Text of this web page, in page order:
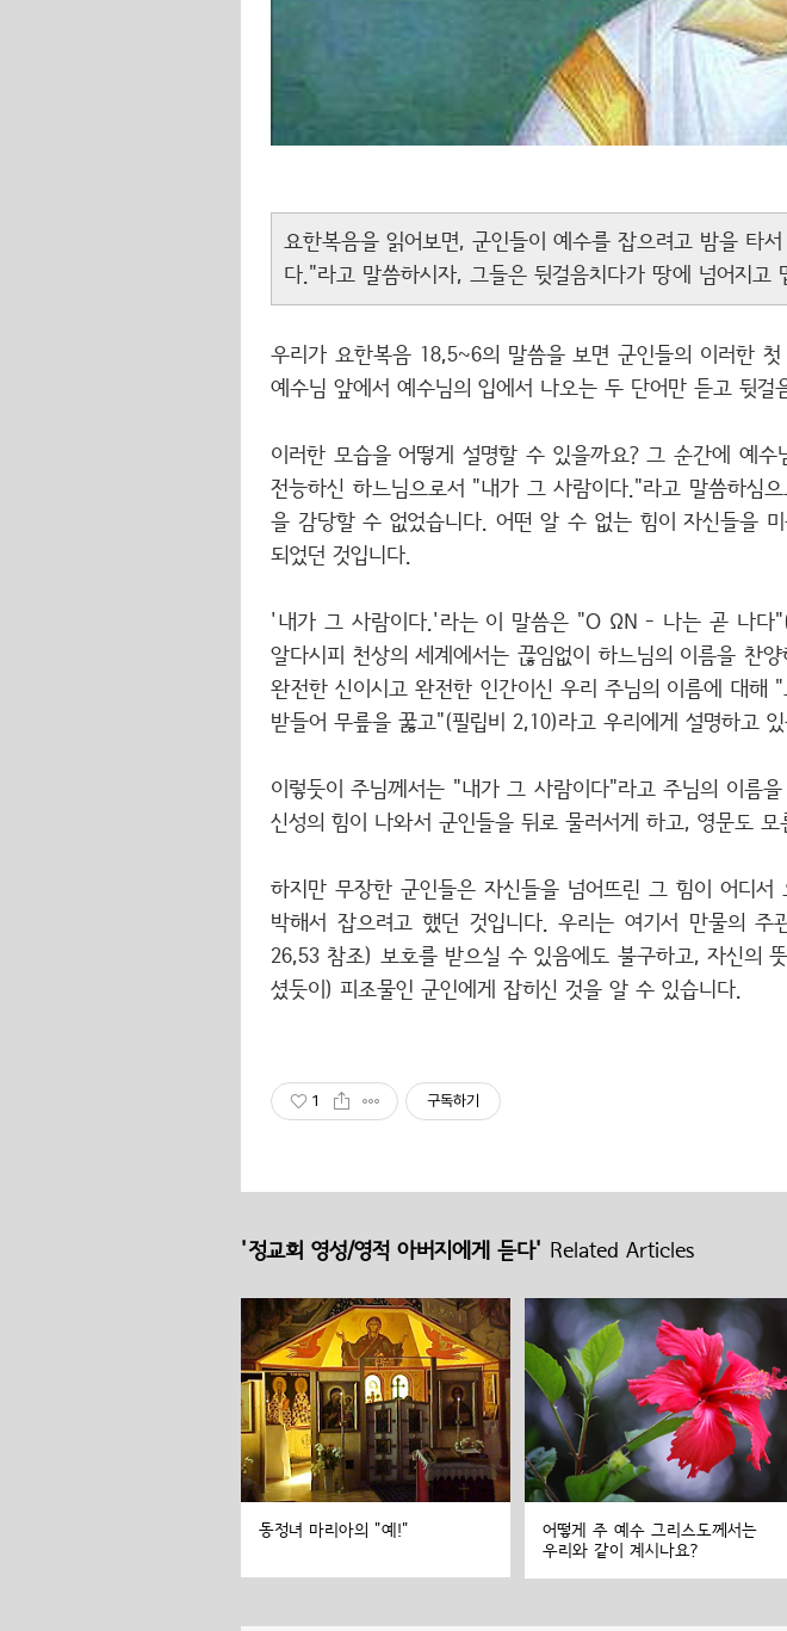
요한복음을 읽어보면, 군인들이 예수를 잡으려고 밤을 타
다."라고 말씀하시자, 그들은 뒷걸음치다가 땅에 넘어지
우리가 요한복음 18,5~6의 말씀을 보면 군인들의 이러한
예수님 앞에서 예수님의 입에서 나오는 두 단어만 듣고 뒷걸
이러한 모습을 어떻게 설명할 수 있을까요? 그 순간에 예수
전능하신 하느님으로서 "내가 그 사람이다."라고 말씀하심
을 감당할 수 없었습니다. 어떤 알 수 없는 힘이 자신들을
되었던 것입니다.
'내가 그 사람이다.'라는 이 말씀은 "Ο ΩΝ - 나는 곧 나다"(
알다시피 천상의 세계에서는 끊임없이 하느님의 이름을 찬
완전한 신이시고 완전한 인간이신 우리 주님의 이름에 대
받들어 무릎을 꿇고"(필립비 2,10)라고 우리에게 설명하고 있
이렇듯이 주님께서는 "내가 그 사람이다"라고 주님의 이름
신성의 힘이 나와서 군인들을 뒤로 물러서게 하고, 영문도
하지만 무장한 군인들은 자신들을 넘어뜨린 그 힘이 어디
박해서 잡으려고 했던 것입니다. 우리는 여기서 만물의
26,53 참조) 보호를 받으실 수 있음에도 불구하고, 자신의
셨듯이) 피조물인 군인에게 잡히신 것을 알 수 있습니다.
1 구독하기
'정교회 영성/영적 아버지에게 듣다' Related Articles
동정녀 마리아의 "예!"
어떻게 주 예수 그리스도께서는
우리와 같이 계시나요?